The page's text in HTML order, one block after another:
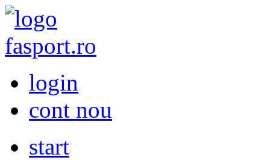
login
cont nou
start